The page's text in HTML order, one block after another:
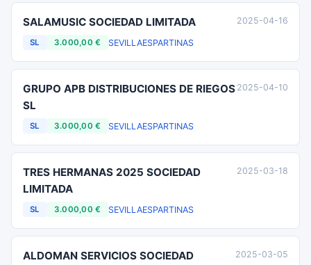
SALAMUSIC SOCIEDAD LIMITADA
SL 3.000,00 € SEVILLAESPARTINAS
2025-04-16
GRUPO APB DISTRIBUCIONES DE RIEGOS
SL
SL 3.000,00 € SEVILLAESPARTINAS
2025-04-10
TRES HERMANAS 2025 SOCIEDAD
LIMITADA
SL 3.000,00 € SEVILLAESPARTINAS
2025-03-18
ALDOMAN SERVICIOS SOCIEDAD
2025-03-05